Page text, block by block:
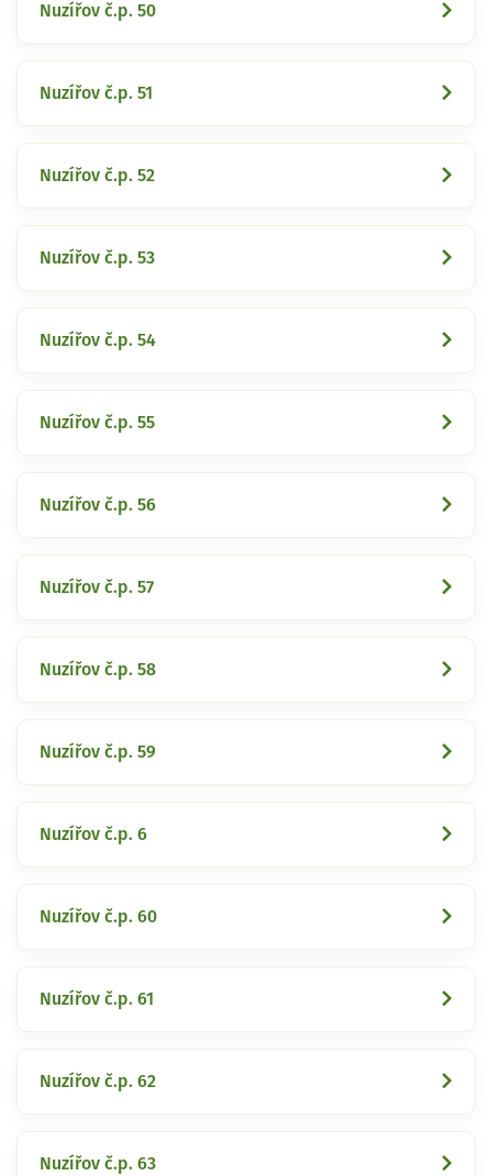
Nuzířov č.p. 50
Nuzířov č.p. 51
Nuzířov č.p. 52
Nuzířov č.p. 53
Nuzířov č.p. 54
Nuzířov č.p. 55
Nuzířov č.p. 56
Nuzířov č.p. 57
Nuzířov č.p. 58
Nuzířov č.p. 59
Nuzířov č.p. 6
Nuzířov č.p. 60
Nuzířov č.p. 61
Nuzířov č.p. 62
Nuzířov č.p. 63